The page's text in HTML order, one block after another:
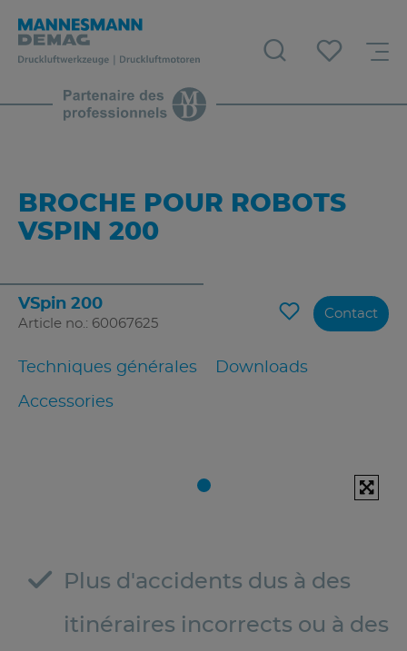
BROCHE POUR ROBOTS
VSPIN 200
VSpin 200
Article no.: 60067625
Techniques générales Downloads
Accessories
Contact
Plus d'accidents dus à des
itinéraires incorrects ou à des